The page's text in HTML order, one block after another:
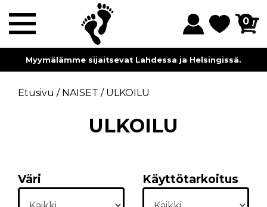
0
Myymälämme sijaitsevat Lahdessa ja Helsingissä.
Etusivu / NAISET / ULKOILU
ULKOILU
Väri Käyttötarkoitus